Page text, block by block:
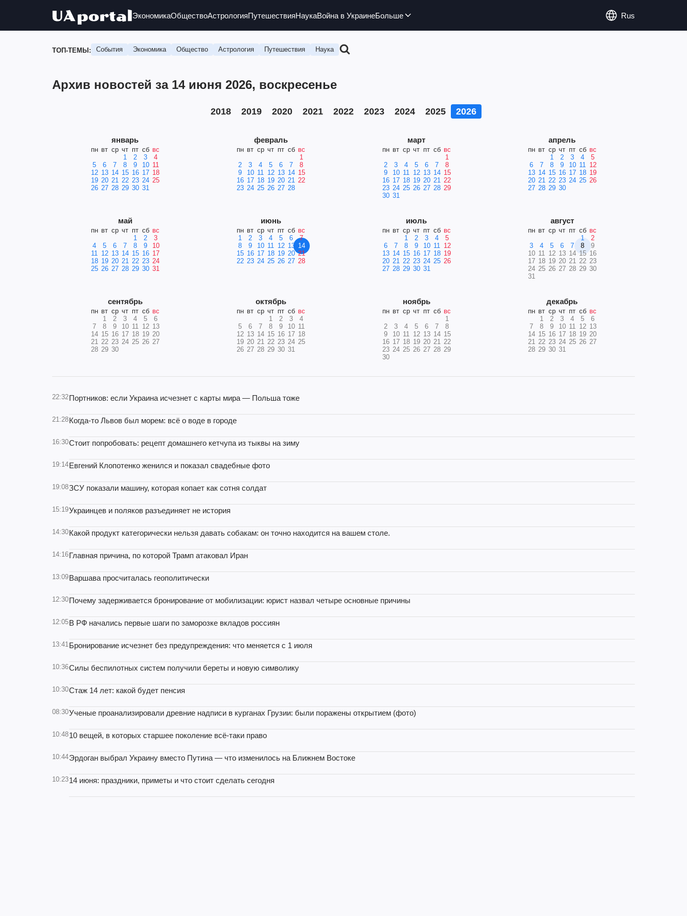
ЭкономикаОбществоАстрологияПутешествияНаукаВойна в УкраинеБольше Rus
ТОП-ТЕМЫ: События Экономика Общество Астрология Путешествия Наука
Архив новостей за 14 июня 2026, воскресенье
2018 2019 2020 2021 2022 2023 2024 2025 2026
январь
пн вт ср чт пт сб вс
1
2 3
4
5
6 7 8 9 10 11
12 13 14 15 16 17 18
19 20 21 22 23 24 25
26 27 28 29 30 31
февраль
пн вт ср чт пт сб вс
1
2
3 4 5 6 7
8
9
10 11 12 13 14 15
16 17 18 19 20 21 22
23 24 25 26 27 28
март
пн вт ср чт пт сб вс
1
2
3 4 5 6 7
8
9
10 11 12 13 14 15
16 17 18 19 20 21 22
23 24 25 26 27 28 29
30 31
апрель
пн вт ср чт пт сб вс
1
2 3 4
5
6
7 8 9 10 11 12
13 14 15 16 17 18 19
20 21 22 23 24 25 26
27 28 29 30
май
пн вт ср чт пт сб вс
1
2
3
4
5 6 7 8 9
10
11 12 13 14 15 16 17
18 19 20 21 22 23 24
25 26 27 28 29 30 31
июнь
пн вт ср чт пт сб вс
1
2 3 4 5 6
7
8
9 10 11 12 13 14
15 16 17 18 19 20 21
22 23 24 25 26 27 28
июль
пн вт ср чт пт сб вс
1
2 3 4
5
6
7 8 9 10 11 12
13 14 15 16 17 18 19
20 21 22 23 24 25 26
27 28 29 30 31
август
пн вт ср чт пт сб вс
1
2
3
4 5 6 7 8
9
10 11 12 13 14 15 16
17 18 19 20 21 22 23
24 25 26 27 28 29 30
31
сентябрь
пн вт ср чт пт сб вс
1
2 3 4 5
6
7
8 9 10 11 12 13
14 15 16 17 18 19 20
21 22 23 24 25 26 27
28 29 30
октябрь
пн вт ср чт пт сб вс
1
2 3
4
5
6 7 8 9 10 11
12 13 14 15 16 17 18
19 20 21 22 23 24 25
26 27 28 29 30 31
ноябрь
пн вт ср чт пт сб вс
1
2
3 4 5 6 7
8
9
10 11 12 13 14 15
16 17 18 19 20 21 22
23 24 25 26 27 28 29
30
декабрь
пн вт ср чт пт сб вс
1
2 3 4 5
6
7
8 9 10 11 12 13
14 15 16 17 18 19 20
21 22 23 24 25 26 27
28 29 30 31
22:32Портников: если Украина исчезнет с карты мира — Польша тоже
21:28Когда-то Львов был морем: всё о воде в городе
16:30Стоит попробовать: рецепт домашнего кетчупа из тыквы на зиму
19:14Евгений Клопотенко женился и показал свадебные фото
19:08ЗСУ показали машину, которая копает как сотня солдат
15:19Украинцев и поляков разъединяет не история
14:30Какой продукт категорически нельзя давать собакам: он точно находится на вашем столе.
14:16Главная причина, по которой Трамп атаковал Иран
13:09Варшава просчиталась геополитически
12:30Почему задерживается бронирование от мобилизации: юрист назвал четыре основные причины
12:05В РФ начались первые шаги по заморозке вкладов россиян
13:41Бронирование исчезнет без предупреждения: что меняется с 1 июля
10:36Силы беспилотных систем получили береты и новую символику
10:30Стаж 14 лет: какой будет пенсия
08:30Ученые проанализировали древние надписи в курганах Грузии: были поражены открытием (фото)
10:4810 вещей, в которых старшее поколение всё-таки право
10:44Эрдоган выбрал Украину вместо Путина — что изменилось на Ближнем Востоке
10:2314 июня: праздники, приметы и что стоит сделать сегодня